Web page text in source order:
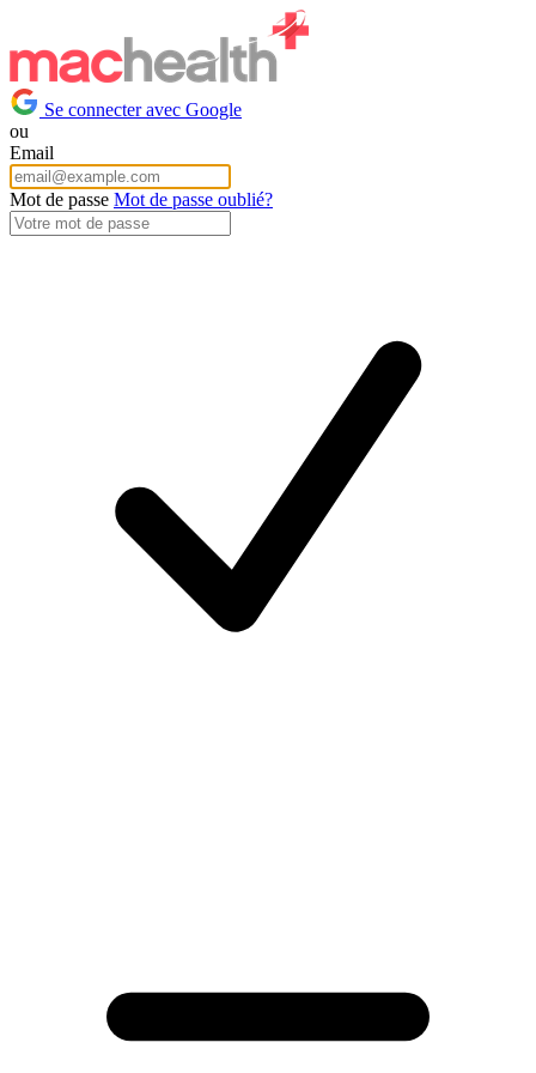
Se connecter avec Google
ou
Email
Mot de passe Mot de passe oublié?